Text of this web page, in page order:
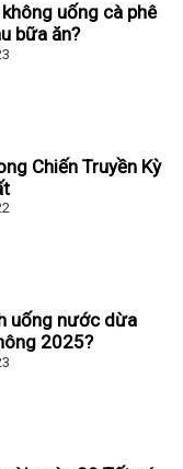
uống cà phê
bữa ăn?
Chiến Truyền Kỳ
uống nước dừa
2025?